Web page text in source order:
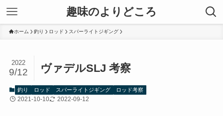
趣味のよりどころ
ホーム 釣り ロッド スパーライトジギング
ヴァデルSLJ 考察
2022
9/12
釣り ロッド スパーライトジギング ロッド考察
2021-10-10 2022-09-12